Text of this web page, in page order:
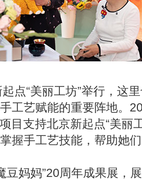
点“美丽工坊”举行，这
工艺赋能的重要阵地。
目支持北京新起点“美丽
握手工艺技能，帮助她
豆妈妈”20周年成果展，